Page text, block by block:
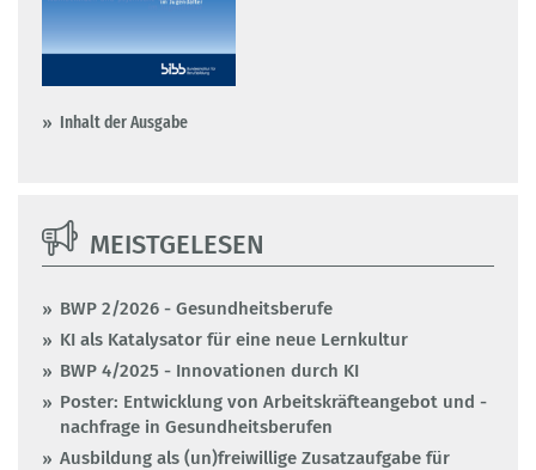
Inhalt der Ausgabe
MEISTGELESEN
BWP 2/2026 - Gesundheitsberufe
KI als Katalysator für eine neue Lernkultur
BWP 4/2025 - Innovationen durch KI
Poster: Entwicklung von Arbeitskräfteangebot und -
nachfrage in Gesundheitsberufen
Ausbildung als (un)freiwillige Zusatzaufgabe für